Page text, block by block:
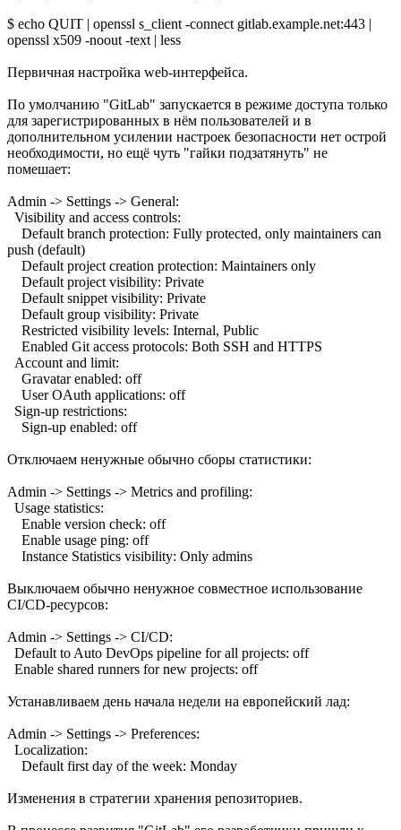
$ echo QUIT | openssl s_client -connect gitlab.example.net:443 |
openssl x509 -noout -text | less
Первичная настройка web-интерфейса.
По умолчанию "GitLab" запускается в режиме доступа только
для зарегистрированных в нём пользователей и в
дополнительном усилении настроек безопасности нет острой
необходимости, но ещё чуть "гайки подзатянуть" не
помешает:
Admin -> Settings -> General:
Visibility and access controls:
Default branch protection: Fully protected, only maintainers can
push (default)
Default project creation protection: Maintainers only
Default project visibility: Private
Default snippet visibility: Private
Default group visibility: Private
Restricted visibility levels: Internal, Public
Enabled Git access protocols: Both SSH and HTTPS
Account and limit:
Gravatar enabled: off
User OAuth applications: off
Sign-up restrictions:
Sign-up enabled: off
Отключаем ненужные обычно сборы статистики:
Admin -> Settings -> Metrics and profiling:
Usage statistics:
Enable version check: off
Enable usage ping: off
Instance Statistics visibility: Only admins
Выключаем обычно ненужное совместное использование
CI/CD-ресурсов:
Admin -> Settings -> CI/CD:
Default to Auto DevOps pipeline for all projects: off
Enable shared runners for new projects: off
Устанавливаем день начала недели на европейский лад:
Admin -> Settings -> Preferences:
Localization:
Default first day of the week: Monday
Изменения в стратегии хранения репозиториев.